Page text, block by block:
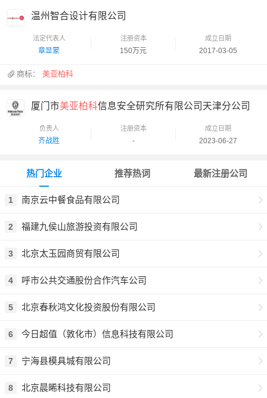
温州智合设计有限公司
法定代表人
章显蒙
注册资本
150万元
成立日期
2017-03-05
商标：美亚柏科
厦门市美亚柏科信息安全研究所有限公司天津分公司
负责人
齐战胜
注册资本
-
成立日期
2023-06-27
热门企业
1 南京云中餐食品有限公司
2 福建九侯山旅游投资有限公司
3 北京太玉园商贸有限公司
4 呼市公共交通股份合作汽车公司
5 北京春秋鸿文化投资股份有限公司
6 今日超值（敦化市）信息科技有限公司
7 宁海县模具城有限公司
8 北京晨晞科技有限公司
推荐热词 最新注册公司